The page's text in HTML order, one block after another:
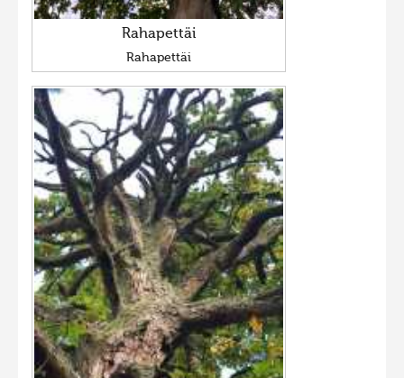
Rahapettäi
Rahapettäi